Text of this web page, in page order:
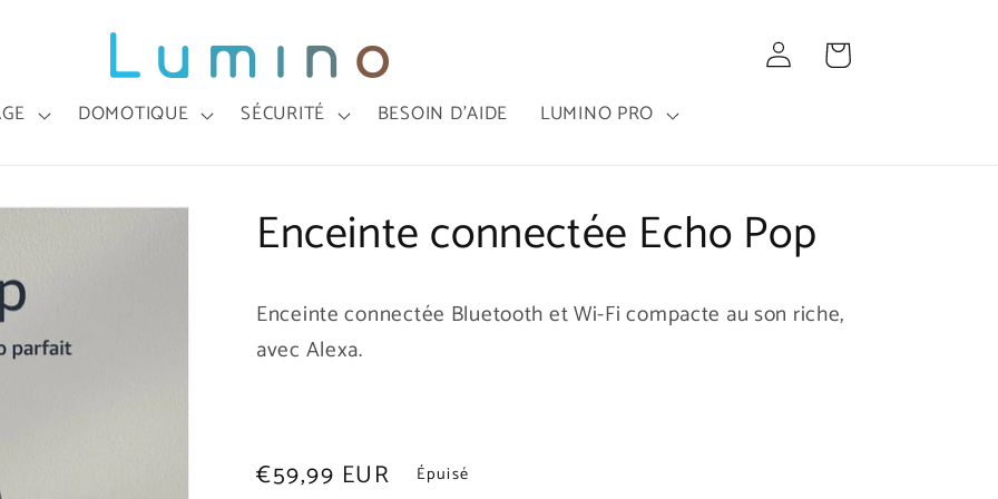
DOMOTIQUE SÉCURITÉ BESOIN D'AIDE LUMINO PRO
Connexion Panier
Enceinte connectée Echo Pop
Enceinte connectée Bluetooth et Wi-Fi compacte au son riche,
avec Alexa.
Prix
€59,99 EUR
Épuisé